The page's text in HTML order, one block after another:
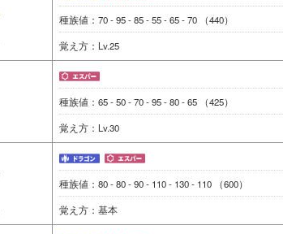
種族値：70 - 95 - 85 - 55 - 65 - 70 （440）
覚え方：Lv.25
種族値：65 - 50 - 70 - 95 - 80 - 65 （425）
覚え方：Lv.30
種族値：80 - 80 - 90 - 110 - 130 - 110 （600）
覚え方：基本